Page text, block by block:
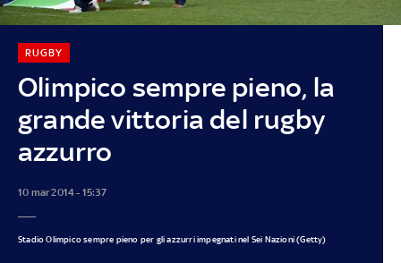
Olimpico sempre pieno, la
grande vittoria del rugby
azzurro
RUGBY
10 mar 2014 - 15:37
Stadio Olimpico sempre pieno per gli azzurri impegnati nel Sei Nazioni (Getty)